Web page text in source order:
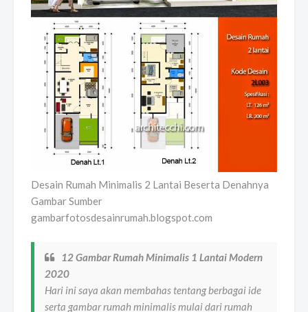
Desain Rumah Minimalis 2 Lantai Beserta Denahnya
Gambar Sumber
gambarfotosdesainrumah.blogspot.com
12 Gambar Rumah Minimalis 1 Lantai Modern
2020
Hari ini saya akan membahas tentang berbagai ide
serta gambar rumah minimalis mulai dari rumah